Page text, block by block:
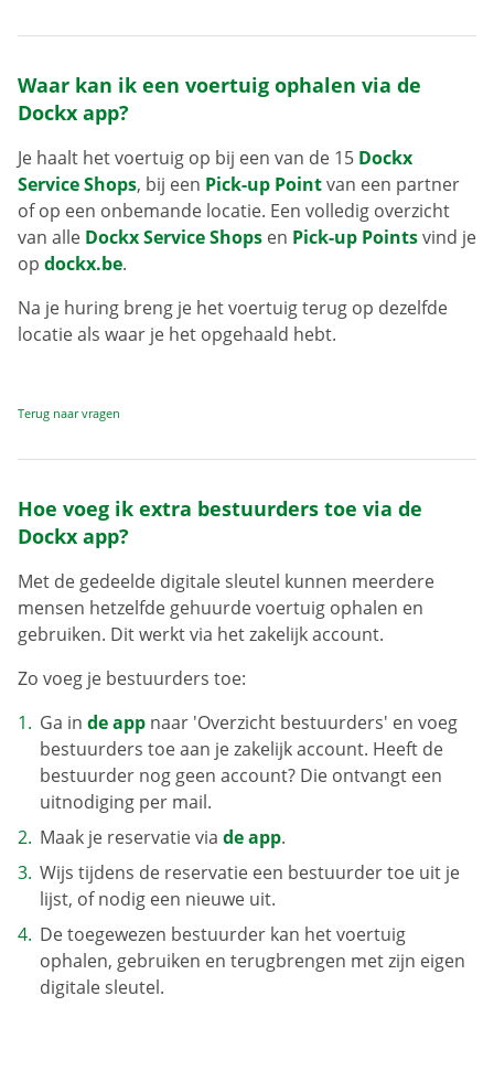
Waar kan ik een voertuig ophalen via de
Dockx app?
Je haalt het voertuig op bij een van de 15 Dockx
Service Shops, bij een Pick-up Pointvan een partner
of op een onbemande locatie. Een volledig overzicht
van alle Dockx Service Shops en Pick-up Pointsvind je
op dockx.be.
Na je huring breng je het voertuig terug op dezelfde
locatie als waar je het opgehaald hebt.
Terug naar vragen
Hoe voeg ik extra bestuurders toe via de
Dockx app?
Met de gedeelde digitale sleutel kunnen meerdere
mensen hetzelfde gehuurde voertuig ophalen en
gebruiken. Dit werkt via het zakelijk account.
Zo voeg je bestuurders toe:
Ga in de app naar 'Overzicht bestuurders' en voeg
bestuurders toe aan je zakelijk account. Heeft de
bestuurder nog geen account? Die ontvangt een
uitnodiging per mail.
Maak je reservatie via de app.
Wijs tijdens de reservatie een bestuurder toe uit je
lijst, of nodig een nieuwe uit.
De toegewezen bestuurder kan het voertuig
ophalen, gebruiken en terugbrengen met zijn eigen
digitale sleutel.